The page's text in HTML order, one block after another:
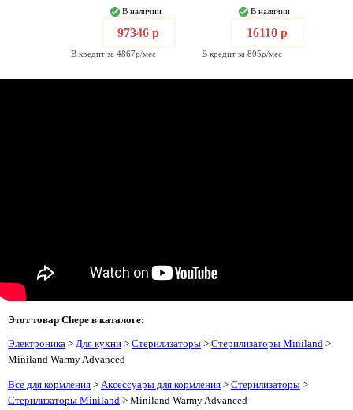
В наличии
97346 р
В кредит за 4867р/мес
В наличии
16110 р
В кредит за 805р/мес
Этот товар Chepe в каталоге:
Электроника > Для кухни > Стерилизаторы > Стерилизаторы Miniland >
Miniland Warmy Advanced
Все для кормления > Аксессуары для кормления > Стерилизаторы >
Стерилизаторы Miniland > Miniland Warmy Advanced